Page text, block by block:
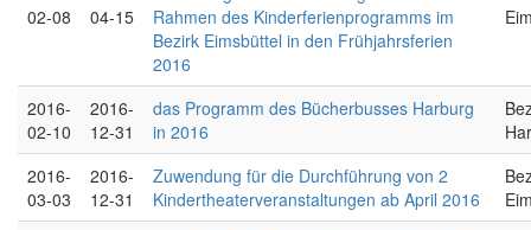
02-08
04-15
Rahmen des Kinderferienprogramms im
Bezirk Eimsbüttel in den Frühjahrsferien
2016
2016-
02-10
2016-
12-31
das Programm des Bücherbusses Harburg
in 2016
2016-
03-03
2016-
12-31
Zuwendung für die Durchführung von 2
Kindertheaterveranstaltungen ab April 2016